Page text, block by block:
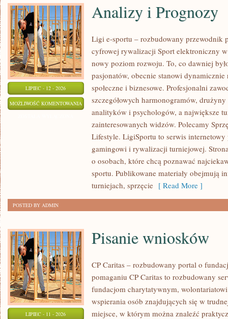
LIPIEC - 12 - 2026
MOŻLIWOŚĆ KOMENTOWANIA ANALIZY
PROGNOZY
Analizy i Prognozy
Ligi e-sportu – rozbudowany przewodnik
cyfrowej rywalizacji Sport elektroniczny
nowy poziom rozwoju. To, co dawniej
pasjonatów, obecnie stanowi
społeczne i biznesowe. Profesjonalni
szczegółowych harmonogramów,
analityków i psychologów, a największe
zainteresowanych widzów. Polecamy
Lifestyle. LigiSportu to serwis
gamingowi i rywalizacji turniejowej.
o osobach, które chcą poznawać
sportu. Publikowane materiały obejmują
turniejach, sprzęcie [ Read More ]
POSTED BY ADMIN
LIPIEC - 11 - 2026
Pisanie wniosków
CP Caritas – rozbudowany portal o
pomaganiu CP Caritas to rozbudowany
fundacjom charytatywnym,
wspierania osób znajdujących się w
miejsce, w którym można znaleźć